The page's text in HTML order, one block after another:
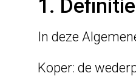
1.
In deze
Koper: de